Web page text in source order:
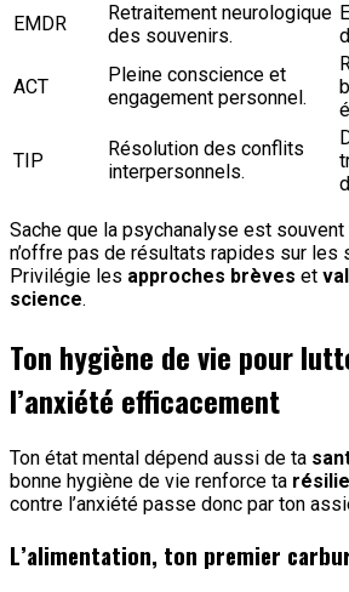
EMDR
Retraitement neurologique
des souvenirs.
ACT
Pleine conscience et
engagement personnel.
TIP
Résolution des conflits
interpersonnels.
Sache que la psychanalyse est
n’offre pas de résultats rapides sur les
Privilégie les approches brèves et
science.
Ton hygiène de vie pour
l’anxiété efficacement
Ton état mental dépend aussi de ta
bonne hygiène de vie renforce ta
contre l’anxiété passe donc par ton
L’alimentation, ton premier